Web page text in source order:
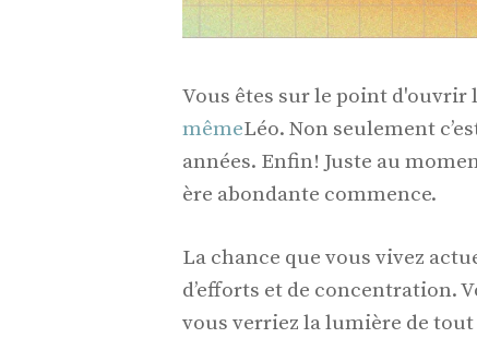
Vous êtes sur le point d'ouvrir
mêmeLéo. Non seulement
années. Enfin! Juste au
ère abondante commence.
La chance que vous vivez
d’efforts et de concentration.
vous verriez la lumière de